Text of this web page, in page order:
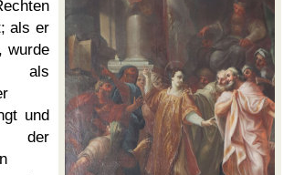
als er
wurde
und